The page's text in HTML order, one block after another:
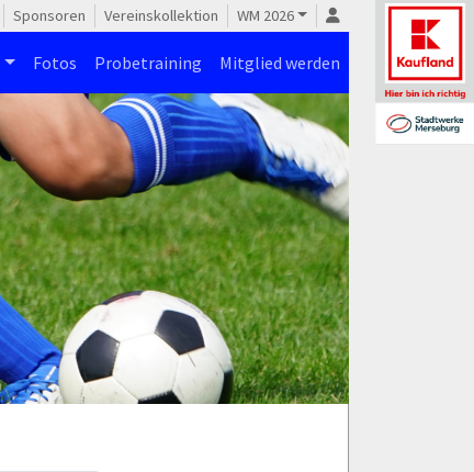
Sponsoren Vereinskollektion WM 2026
Fotos Probetraining Mitglied werden